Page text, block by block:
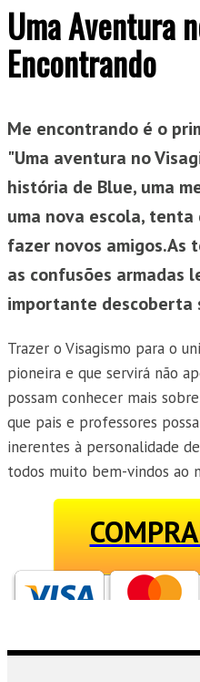
Uma Aventura
Encontrando
Me encontrando é o
"Uma aventura no
história de Blue, uma
uma nova escola,
fazer novos amigos.As
as confusões armadas
importante descoberta
Trazer o Visagismo para o
pioneira e que servirá não
possam conhecer mais
que pais e professores
inerentes à personalidade
todos muito bem-vindos ao